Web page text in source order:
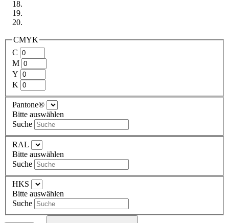
CMYK
C
M
Y
K
Pantone®
Bitte auswählen
Suche
RAL
Bitte auswählen
Suche
HKS
Bitte auswählen
Suche